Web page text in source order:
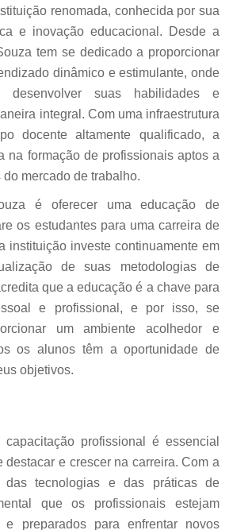
renomada, conhecida por sua
e inovação educacional. Desde a
tem se dedicado a proporcionar
dinâmico e estimulante, onde
suas habilidades e
integral. Com uma infraestrutura
docente altamente qualificado, a
na formação de profissionais aptos a
mercado de trabalho.
é oferecer uma educação de
os estudantes para uma carreira de
instituição investe continuamente em
de suas metodologias de
que a educação é a chave para
e profissional, e por isso, se
um ambiente acolhedor e
os alunos têm a oportunidade de
objetivos.
profissional é essencial
destacar e crescer na carreira. Com a
das tecnologias e das práticas de
que os profissionais estejam
e preparados para enfrentar novos